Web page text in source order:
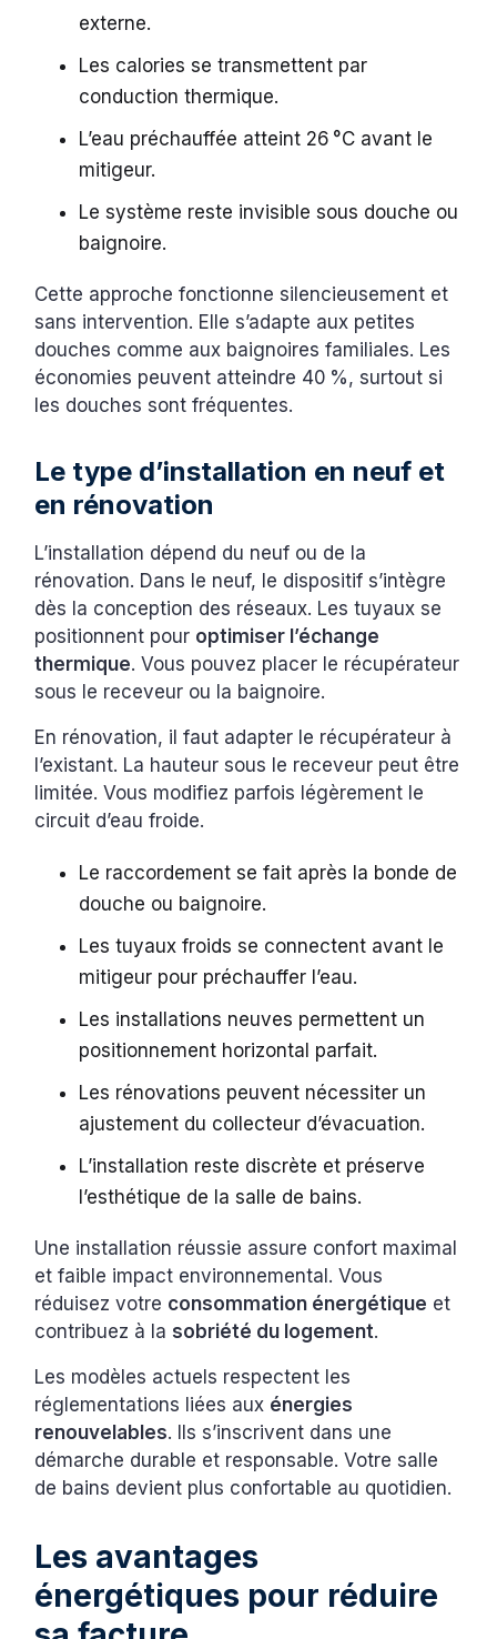
externe.
Les calories se transmettent par
conduction thermique.
L’eau préchauffée atteint 26 °C avant le
mitigeur.
Le système reste invisible sous douche ou
baignoire.
Cette approche fonctionne silencieusement et
sans intervention. Elle s’adapte aux petites
douches comme aux baignoires familiales. Les
économies peuvent atteindre 40 %, surtout si
les douches sont fréquentes.
Le type d’installation en neuf et
en rénovation
L’installation dépend du neuf ou de la
rénovation. Dans le neuf, le dispositif s’intègre
dès la conception des réseaux. Les tuyaux se
positionnent pour optimiser l’échange
thermique. Vous pouvez placer le récupérateur
sous le receveur ou la baignoire.
En rénovation, il faut adapter le récupérateur à
l’existant. La hauteur sous le receveur peut être
limitée. Vous modifiez parfois légèrement le
circuit d’eau froide.
Le raccordement se fait après la bonde de
douche ou baignoire.
Les tuyaux froids se connectent avant le
mitigeur pour préchauffer l’eau.
Les installations neuves permettent un
positionnement horizontal parfait.
Les rénovations peuvent nécessiter un
ajustement du collecteur d’évacuation.
L’installation reste discrète et préserve
l’esthétique de la salle de bains.
Une installation réussie assure confort maximal
et faible impact environnemental. Vous
réduisez votre consommation énergétique et
contribuez à lasobriété du logement.
Les modèles actuels respectent les
réglementations liées aux énergies
renouvelables. Ils s’inscrivent dans une
démarche durable et responsable. Votre salle
de bains devient plus confortable au quotidien.
Les avantages
énergétiques pour réduire